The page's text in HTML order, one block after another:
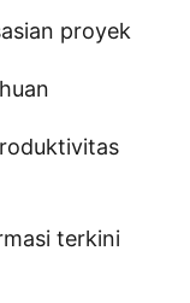
proyek
terkini